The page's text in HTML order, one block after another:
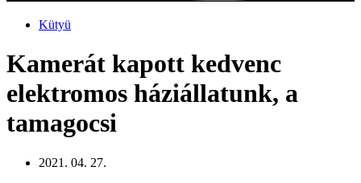
Kütyü
Kamerát kapott kedvenc
elektromos háziállatunk, a
tamagocsi
2021. 04. 27.